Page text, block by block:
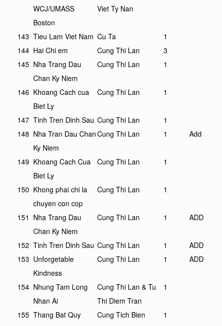
WCJ/UMASS
Boston
Viet Ty Nan
143 Tieu Lam Viet Nam Cu Ta
1
144 Hai Chi em Cung Thi Lan
3
145 Nha Trang Dau
Chan Ky Niem
Cung Thi Lan 1
146 Khoang Cach cua
Biet Ly
Cung Thi Lan 1
147 Tinh Tren Dinh Sau Cung Thi Lan
1
148 Nha Tran Dau Chan
Ky Niem
Cung Thi Lan 1 Add
149 Khoang Cach Cua
Biet Ly
Cung Thi Lan 1
150 Khong phai chi la
chuyen con cop
Cung Thi Lan 1
151 Nha Trang Dau
Chan Ky Niem
Cung Thi Lan 1 ADD
152 Tinh Tren Dinh Sau Cung Thi Lan 1
ADD
153 Unforgetable
Kindness
Cung Thi Lan 1 ADD
154 Nhung Tam Long
Nhan Ai
Cung Thi Lan & Tu
Thi Diem Tran
1
155 Thang Bat Quy Cung Tich Bien
1